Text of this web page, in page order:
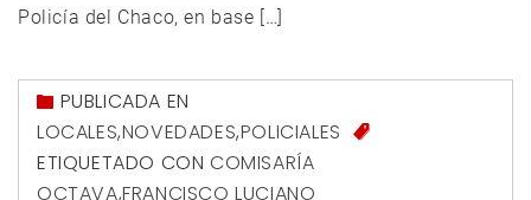
Policía del Chaco, en base […]
PUBLICADA EN
LOCALES,NOVEDADES,POLICIALES
ETIQUETADO CON COMISARÍA
OCTAVA,FRANCISCO LUCIANO